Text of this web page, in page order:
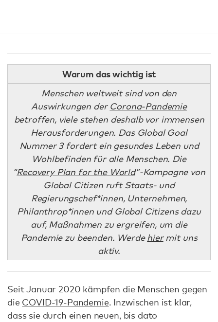
Warum das wichtig ist
Menschen weltweit sind von den
Auswirkungen der Corona-Pandemie
betroffen, viele stehen deshalb vor immensen
Herausforderungen. Das Global Goal
Nummer 3 fordert ein gesundes Leben und
Wohlbefinden für alle Menschen. Die
“Recovery Plan for the World”-Kampagne von
Global Citizen ruft Staats- und
Regierungschef*innen, Unternehmen,
Philanthrop*innen und Global Citizens dazu
auf, Maßnahmen zu ergreifen, um die
Pandemie zu beenden. Werde hiermit uns
aktiv.
Seit Januar 2020 kämpfen die Menschen gegen
die COVID-19-Pandemie. Inzwischen ist klar,
dass sie durch einen neuen, bis dato